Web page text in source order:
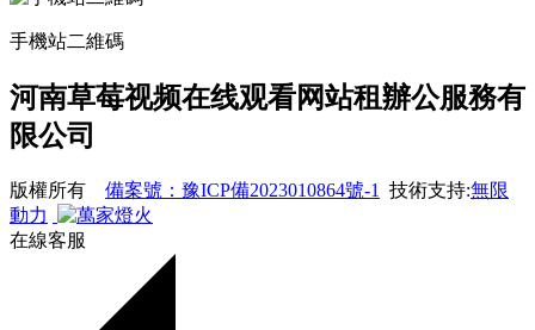
手機站二維碼
河南草莓视频在线观看网站租辦公服務有
限公司
版權所有 備案號：豫ICP備2023010864號-1 技術支持:無限
動力
在線客服